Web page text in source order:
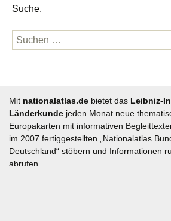
Suche.
Suche
nach:
Mit nationalatlas.de bietet das Leibniz-
Länderkunde jeden Monat neue
Europakarten mit informativen
im 2007 fertiggestellten „Nationalatlas
Deutschland“ stöbern und Informationen
abrufen.